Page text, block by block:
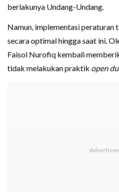
berlakunya Undang-Undang.
Namun, implementasi peraturan
secara optimal hingga saat ini.
Faisol Nurofiq kembali
tidak melakukan praktik open